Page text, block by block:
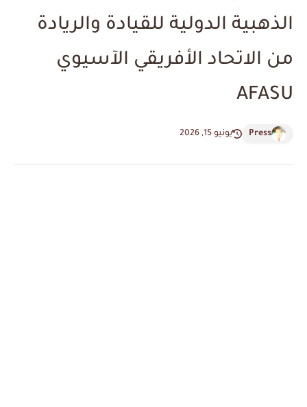
الذهبية الدولية للقيادة والريادة
من الاتحاد الأفريقي الآسيوي
AFASU
Press يونيو 15, 2026